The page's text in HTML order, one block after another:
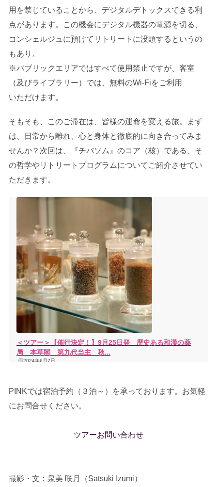
用を禁じていることから、デジタルデトックスできる利
点があります。この機会にデジタル機器の電源を切る、
コンシェルジュに預けてリトリートに没頭するというの
もあり。
※パブリックエリアではすべて使⽤禁⽌ですが、客室
（及びライブラリー）では、無料のWi-Fiをご利⽤
いただけます。
そもそも、このご滞在は、皆様の運命を変える旅。まず
は、日常から離れ、心と身体と徹底的に向き合ってみま
せんか？次回は、『チバソム』のコア（核）である、そ
の哲学やリトリートプログラムについてご紹介させてい
ただきます。
＜ツアー＞【催行決定！】9月25日発 歴史ある和漢の薬
局 本草閣 第九代当主 秋...
2024年6月7日
る、全国に類を見ない「漢方の相談薬局」。現在、ザ・ペニンシュラ東京のレストラ
PINKでは宿泊予約（３泊～）を承っております。お気軽
にお問合せください。
ツアーお問い合わせ
撮影・文：泉美 咲月（Satsuki Izumi）